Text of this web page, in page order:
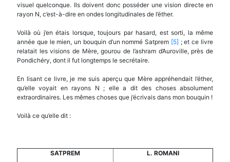
visuel quelconque. Ils doivent donc posséder une vision directe en
rayon N, c’est-à-dire en ondes longitudinales de l’éther.
Voilà où j’en étais lorsque, toujours par hasard, est sorti, la même
année que le mien, un bouquin d’un nommé Satprem [5] ; et ce livre
relatait les visions de Mère, gourou de l’ashram d’Auroville, près de
Pondichéry, dont il fut longtemps le secrétaire.
En lisant ce livre, je me suis aperçu que Mère appréhendait l’éther,
qu’elle voyait en rayons N ; elle a dit des choses absolument
extraordinaires. Les mêmes choses que j’écrivais dans mon bouquin !
Voilà ce qu’elle dit :
SATPREM L. ROMANI